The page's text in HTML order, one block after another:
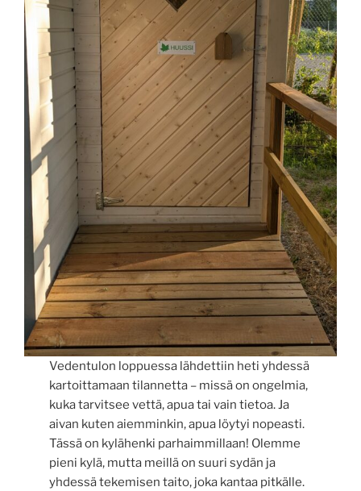
Vedentulon loppuessa lähdettiin heti yhdessä
kartoittamaan tilannetta – missä on ongelmia,
kuka tarvitsee vettä, apua tai vain tietoa. Ja
aivan kuten aiemminkin, apua löytyi nopeasti.
Tässä on kylähenki parhaimmillaan! Olemme
pieni kylä, mutta meillä on suuri sydän ja
yhdessä tekemisen taito, joka kantaa pitkälle.